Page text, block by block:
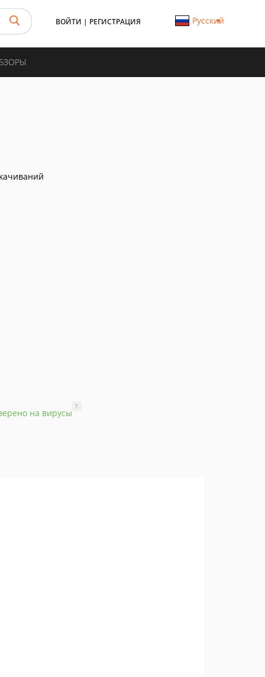
ВОЙТИ | РЕГИСТРАЦИЯ Русский
на вирусы
?